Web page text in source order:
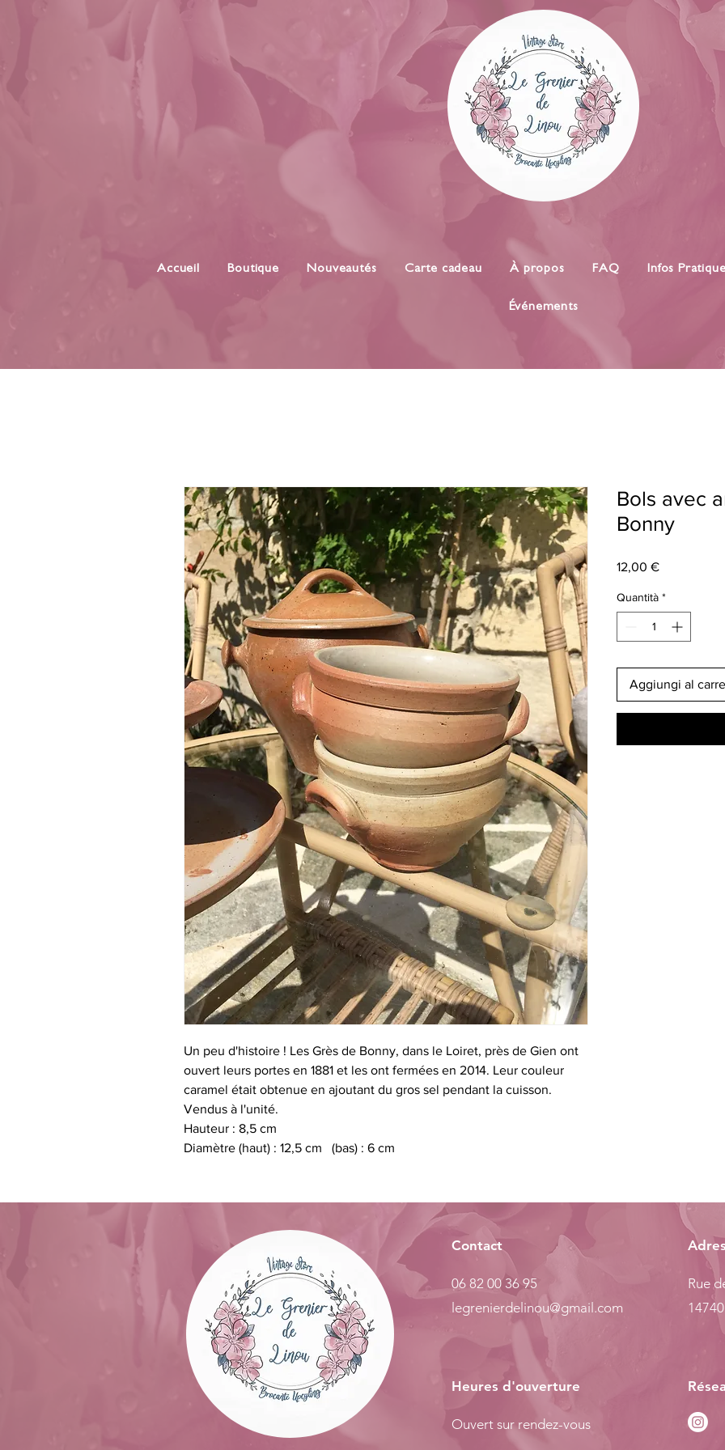
Accueil Boutique Nouveautés Carte cadeau À propos FAQ Infos
Événements
Un peu d'histoire ! Les Grès de Bonny, dans le Loiret, près de Gien ont
ouvert leurs portes en 1881 et les ont fermées en 2014. Leur couleur
caramel était obtenue en ajoutant du gros sel pendant la cuisson.
Vendus à l'unité.
Hauteur : 8,5 cm
Diamètre (haut) : 12,5 cm (bas) : 6 cm
Bols avec
Bonny
12,00 €Prezzo
Quantità *
Aggiungi al
Contact
06 82 00 36 95
legrenierdelinou@gmail.com
Rue
Heures d'ouverture
Ouvert sur rendez-vous